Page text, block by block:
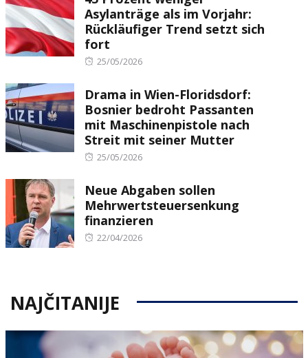
Asylanträge als im Vorjahr:
Rückläufiger Trend setzt sich
fort
Posted
25/05/2026
Drama in Wien-Floridsdorf:
Bosnier bedroht Passanten
mit Maschinenpistole nach
Streit mit seiner Mutter
Posted
25/05/2026
Neue Abgaben sollen
Mehrwertsteuersenkung
finanzieren
Posted
22/04/2026
NAJČITANIJE